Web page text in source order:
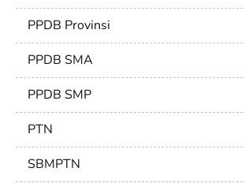
PPDB Provinsi
PPDB SMA
PPDB SMP
PTN
SBMPTN